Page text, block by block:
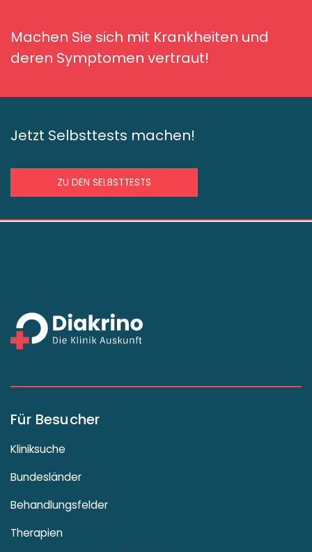
Machen Sie sich mit Krankheiten und
deren Symptomen vertraut!
Jetzt Selbsttests machen!
ZU DEN SELBSTTESTS
Für Besucher
Kliniksuche
Bundesländer
Behandlungsfelder
Therapien